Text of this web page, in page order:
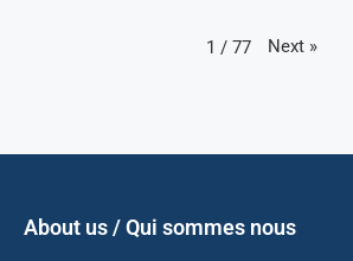
1 / 77 Next »
About us / Qui sommes nous